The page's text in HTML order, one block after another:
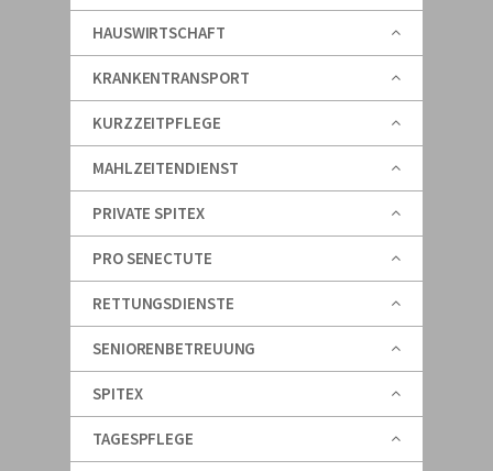
HAUSWIRTSCHAFT
KRANKENTRANSPORT
KURZZEITPFLEGE
MAHLZEITENDIENST
PRIVATE SPITEX
PRO SENECTUTE
RETTUNGSDIENSTE
SENIORENBETREUUNG
SPITEX
TAGESPFLEGE